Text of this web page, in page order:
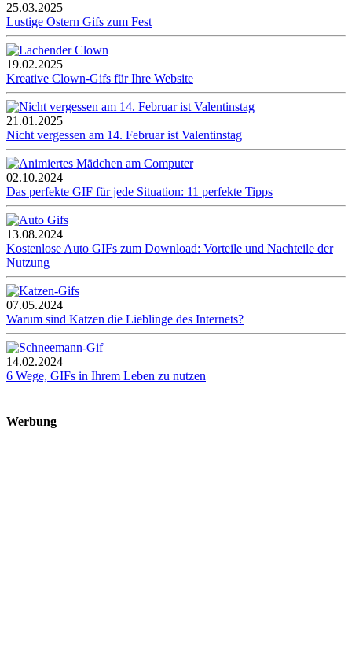
25.03.2025
Lustige Ostern Gifs zum Fest
19.02.2025
Kreative Clown-Gifs für Ihre Website
21.01.2025
Nicht vergessen am 14. Februar ist Valentinstag
02.10.2024
Das perfekte GIF für jede Situation: 11 perfekte Tipps
13.08.2024
Kostenlose Auto GIFs zum Download: Vorteile und Nachteile der
Nutzung
07.05.2024
Warum sind Katzen die Lieblinge des Internets?
14.02.2024
6 Wege, GIFs in Ihrem Leben zu nutzen
Werbung